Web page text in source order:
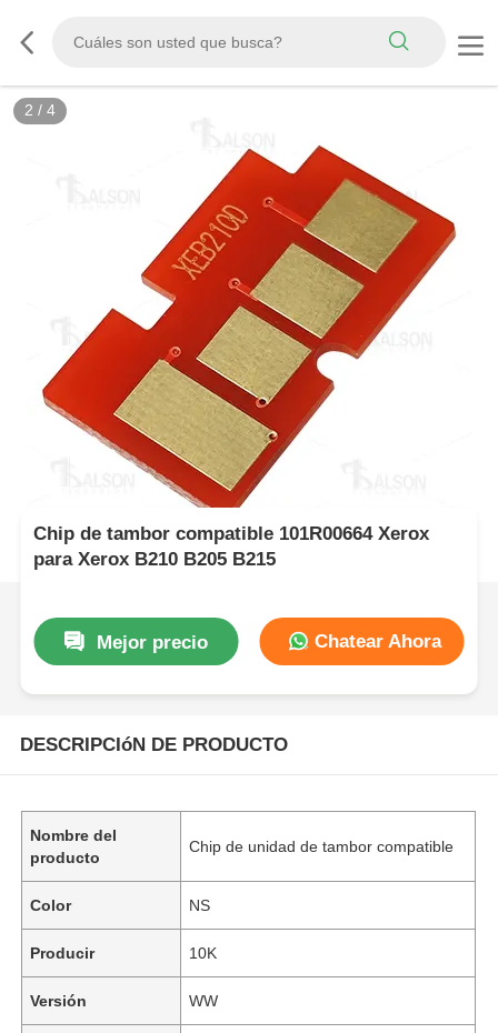
2 / 4
Chip de tambor compatible 101R00664 Xerox
para Xerox B210 B205 B215
Mejor precio Chatear Ahora
DESCRIPCIóN DE PRODUCTO
Nombre del
producto
Chip de unidad de tambor compatible
Color NS
Producir 10K
Versión WW